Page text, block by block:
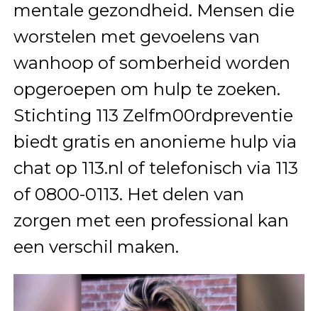
mentale gezondheid. Mensen die
worstelen met gevoelens van
wanhoop of somberheid worden
opgeroepen om hulp te zoeken.
Stichting 113 Zelfm00rdpreventie
biedt gratis en anonieme hulp via
chat op 113.nl of telefonisch via 113
of 0800-0113. Het delen van
zorgen met een professional kan
een verschil maken.